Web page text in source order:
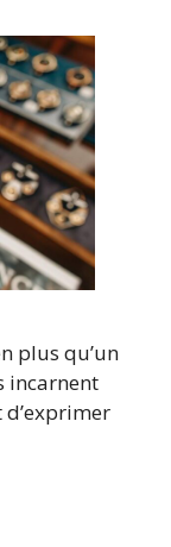
plus qu’un
incarnent
d’exprimer